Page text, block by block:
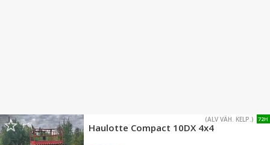
72H
(ALV VÄH. KELP.)
Haulotte Compact 10DX 4x4